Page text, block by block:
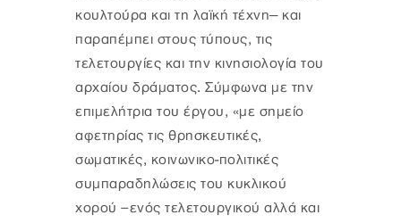
κουλτούρα και τη λαϊκή τέχνη‒ και
παραπέμπει στους τύπους, τις
τελετουργίες και την κινησιολογία του
αρχαίου δράματος. Σύμφωνα με την
επιμελήτρια του έργου, «με σημείο
αφετηρίας τις θρησκευτικές,
σωματικές, κοινωνικο-πολιτικές
συμπαραδηλώσεις του κυκλικού
χορού –ενός τελετουργικού αλλά και